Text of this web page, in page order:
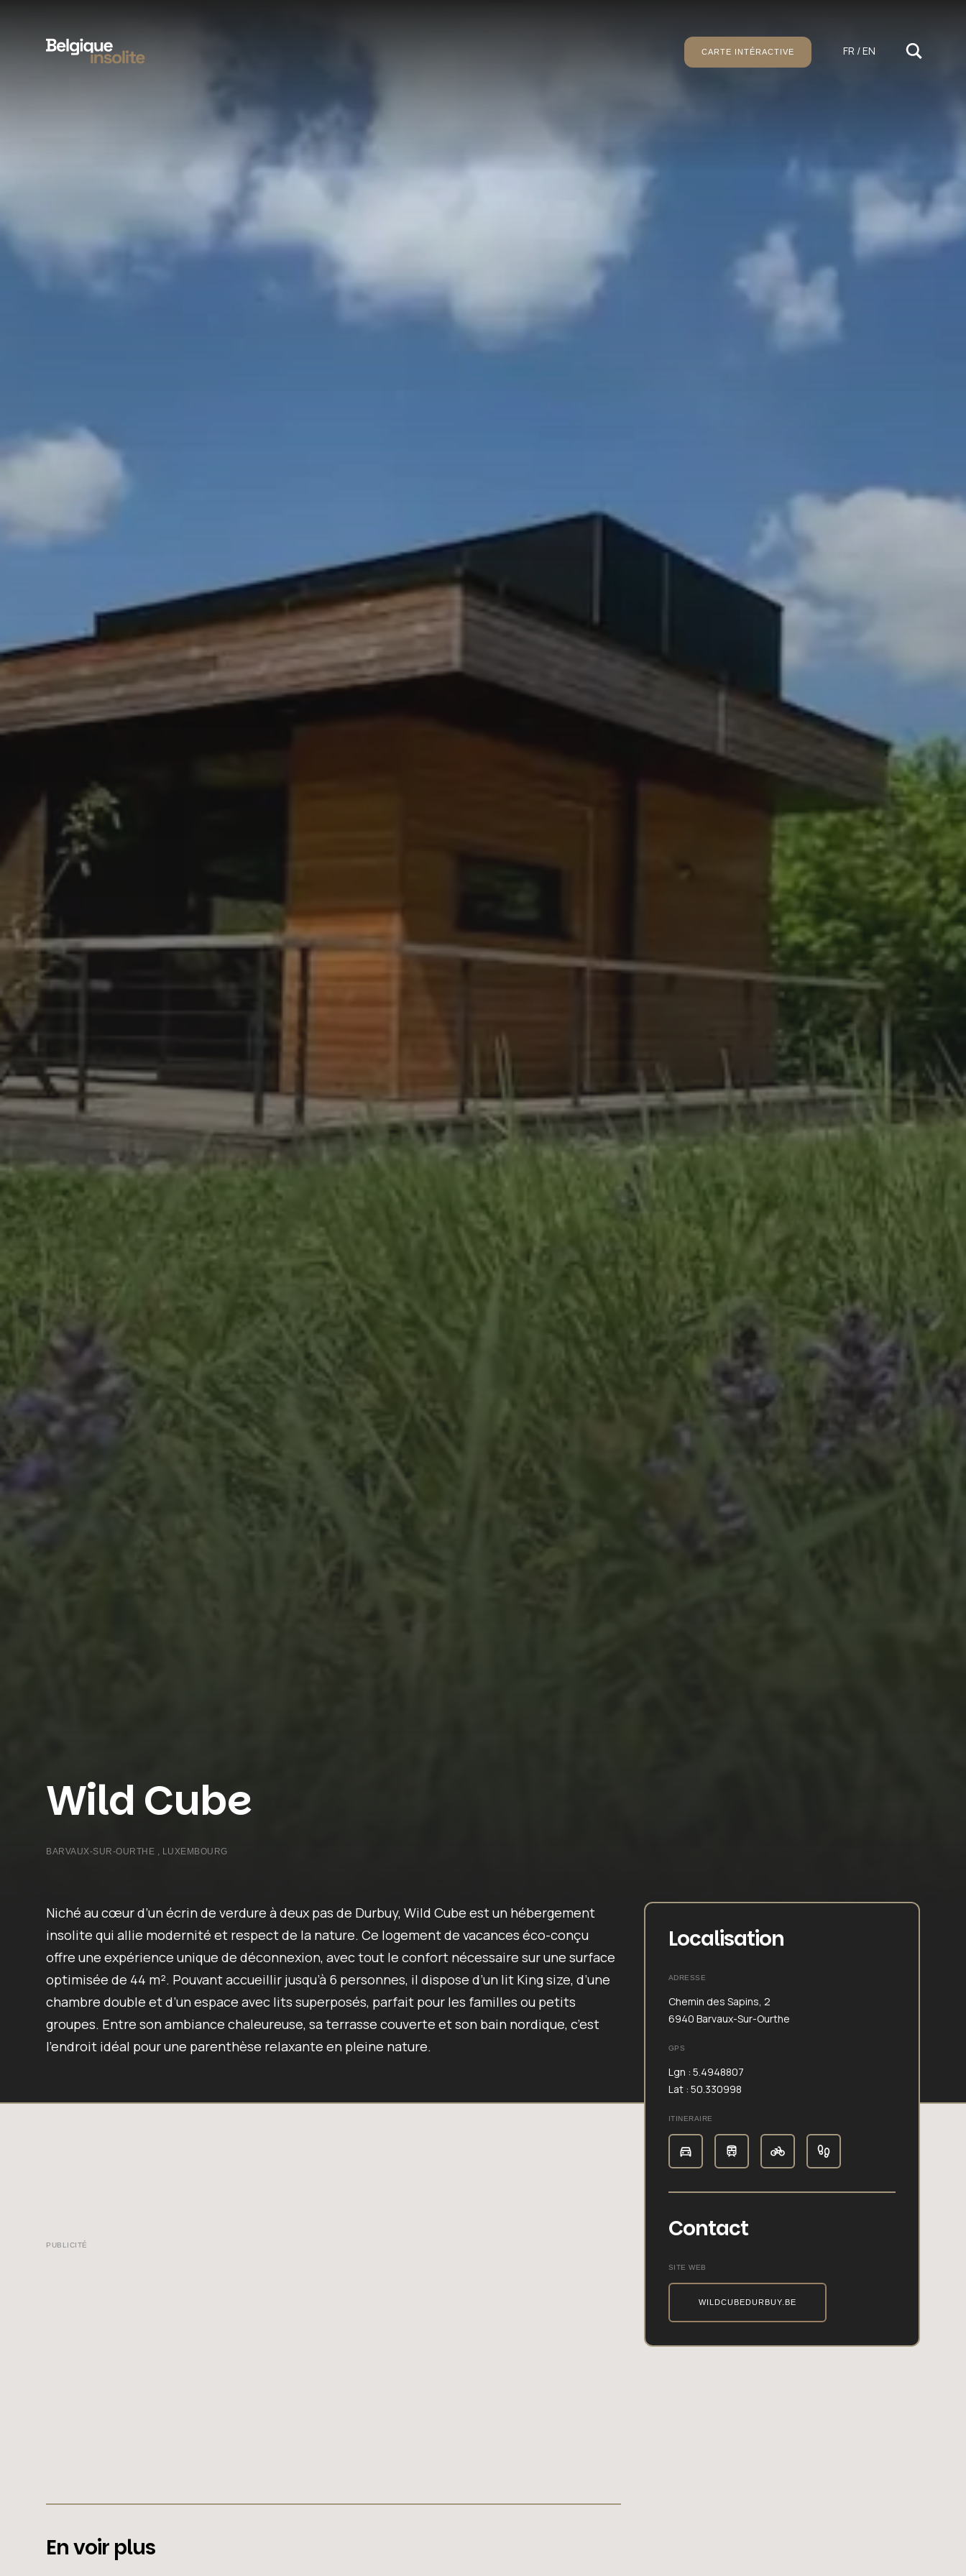
CARTE INTÉRACTIVE FR / EN
Wild Cube
BARVAUX-SUR-OURTHE , LUXEMBOURG
Niché au cœur d’un écrin de verdure à deux pas de Durbuy, Wild Cube est un hébergement
insolite qui allie modernité et respect de la nature. Ce logement de vacances éco-conçu
offre une expérience unique de déconnexion, avec tout le confort nécessaire sur une surface
optimisée de 44 m². Pouvant accueillir jusqu’à 6 personnes, il dispose d’un lit King size, d’une
chambre double et d’un espace avec lits superposés, parfait pour les familles ou petits
groupes. Entre son ambiance chaleureuse, sa terrasse couverte et son bain nordique, c’est
l’endroit idéal pour une parenthèse relaxante en pleine nature.
PUBLICITÉ
Localisation
ADRESSE
Chemin des Sapins, 2
6940 Barvaux-Sur-Ourthe
GPS
Lgn : 5.4948807
Lat : 50.330998
ITINERAIRE
Contact
SITE WEB
WILDCUBEDURBUY.BE
En voir plus